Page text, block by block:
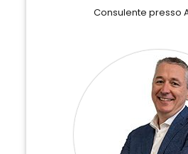
Consulente presso